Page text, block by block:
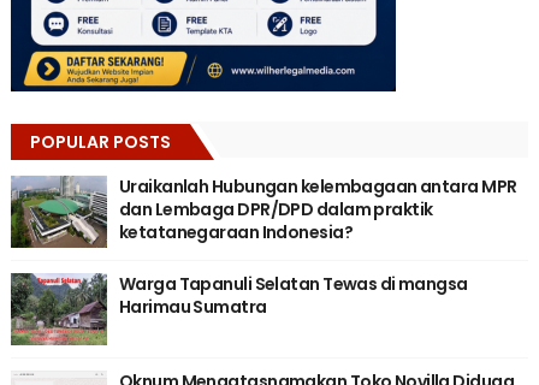
POPULAR POSTS
Uraikanlah Hubungan kelembagaan antara MPR
dan Lembaga DPR/DPD dalam praktik
ketatanegaraan Indonesia?
Warga Tapanuli Selatan Tewas di mangsa
Harimau Sumatra